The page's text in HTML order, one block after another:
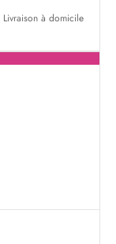
Livraison à domicile